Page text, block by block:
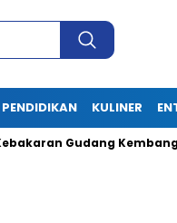
PENDIDIKAN KULINER
Gudang Kembang Api